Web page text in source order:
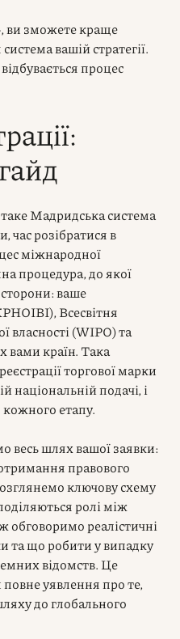
ви зможете краще
вашій стратегії.
процес
Мадридська система
час розібратися в
міжнародної
процедура, до якої
ваше
Всесвітня
власності (WIPO) та
вами країн. Така
торгової марки
національній подачі, і
кожного етапу.
весь шлях вашої заявки:
правового
ключову схему
ролі між
реалістичні
та що робити у випадку
відомств. Це
уявлення про те,
до глобального